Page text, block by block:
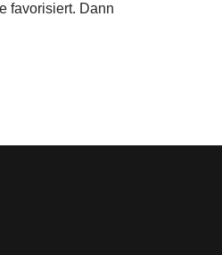
favorisiert. Dann